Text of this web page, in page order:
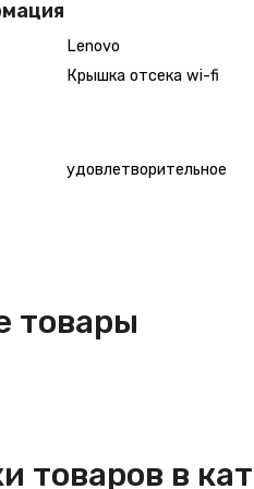
Lenovo
Крышка отсека wi-fi
удовлетворительное
товары
товаров в